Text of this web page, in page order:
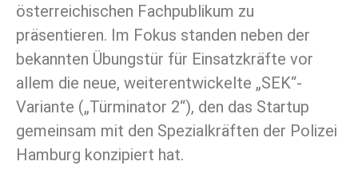
österreichischen Fachpublikum zu
präsentieren. Im Fokus standen neben der
bekannten Übungstür für Einsatzkräfte vor
allem die neue, weiterentwickelte „SEK“-
Variante („Türminator 2“), den das Startup
gemeinsam mit den Spezialkräften der Polizei
Hamburg konzipiert hat.